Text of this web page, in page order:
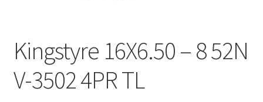
Kingstyre 16X6.50 – 8 52N
V-3502 4PR TL